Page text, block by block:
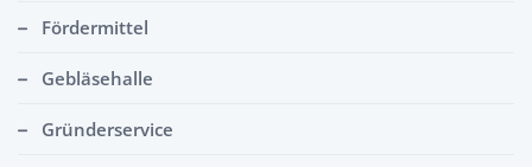
Fördermittel
Gebläsehalle
Gründerservice